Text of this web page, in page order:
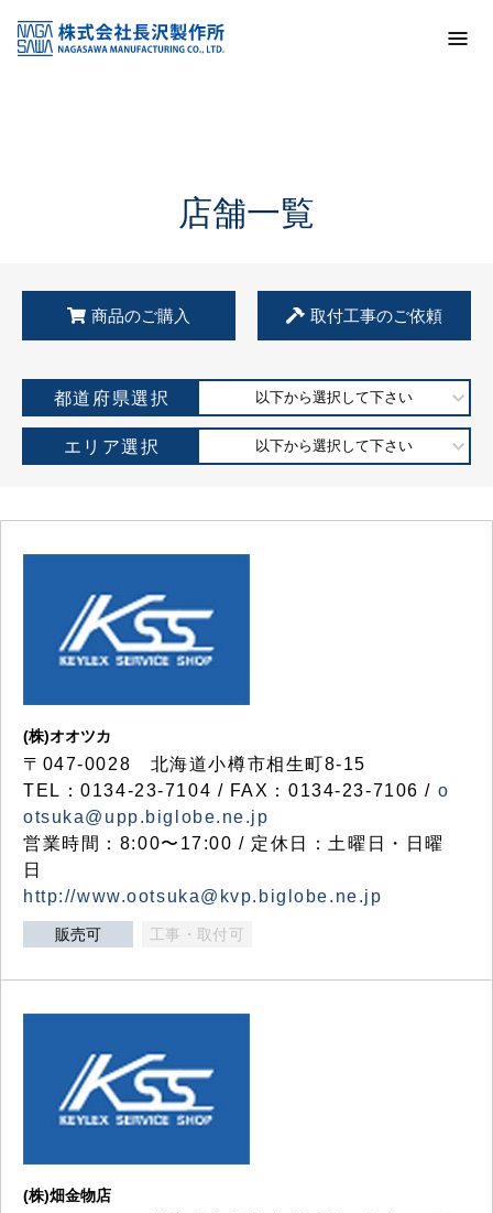
KSS加盟店・取扱店情報
店舗一覧
店舗一覧
商品のご購入 取付工事のご依頼
都道府県選択 以下から選択して下さい
エリア選択 以下から選択して下さい
(株)オオツカ
〒047-0028 北海道小樽市相生町8-15
TEL：0134-23-7104 / FAX：0134-23-7106 / o
otsuka@upp.biglobe.ne.jp
営業時間：8:00〜17:00 / 定休日：土曜日・日曜
日
http://www.ootsuka@kvp.biglobe.ne.jp
販売可 工事・取付可
(株)畑金物店